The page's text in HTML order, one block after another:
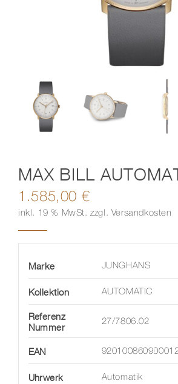
MAX BILL
1.585,00 €
inkl. 19 % MwSt. zzgl. Versandkosten
Marke JUNGHANS
Kollektion AUTOMATIC
Referenz
Nummer
27/7806.02
EAN
Uhrwerk Automatik